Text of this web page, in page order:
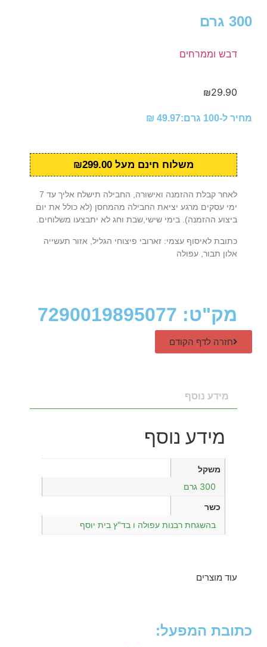
300 גרם
דבש וממרחים
₪29.90
מחיר ל-100 גרם:49.97 ₪
משלוח חינם מעל ₪299.00
לאחר קבלת ההזמנה ואישורה, החבילה תישלח אליך עד 7
ימי עסקים מרגע יציאת החבילה מהמחסן (לא כולל את יום
ביצוע ההזמנה). בימי שישי,שבת וחג לא יתבצעו משלוחים.
כתובת לאיסוף עצמי: זארובי פיצוחי הגליל, אזור תעשייה
אלון תבור, עפולה
מק"ט: 7290019895077
חזרה לדף הקודם
מידע נוסף
מידע נוסף
משקל
300 גרם
כשר
בהשגחת רבנות עפולה ו בד"ץ בית יוסף
עוד מוצרים
כתובת המפעל: